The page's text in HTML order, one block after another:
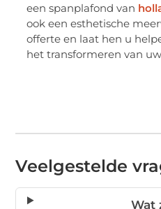
een spanplafond van
ook een esthetische
offerte en laat hen u
het transformeren van
Veelgestelde
Wat